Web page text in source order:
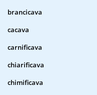
brancicava
cacava
carnificava
chiarificava
chimificava